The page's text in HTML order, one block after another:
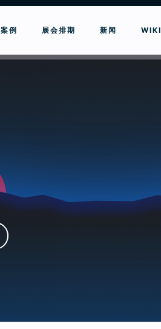
案例 展会排期 新闻 WIKI